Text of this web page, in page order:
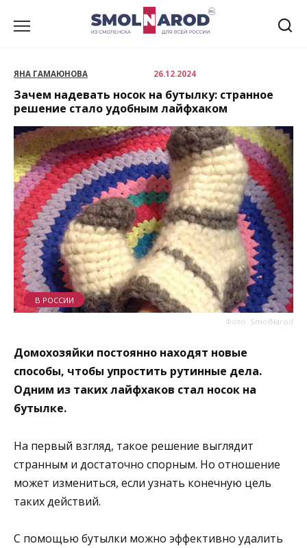
ЯНА ГАМАЮНОВА 26.12.2024
Зачем надевать носок на бутылку: странное
решение стало удобным лайфхаком
Фото: SmolNarod
В РОССИИ
Домохозяйки постоянно находят новые
способы, чтобы упростить рутинные дела.
Одним из таких лайфхаков стал носок на
бутылке.
На первый взгляд, такое решение выглядит
странным и достаточно спорным. Но отношение
может измениться, если узнать конечную цель
таких действий.
С помощью бутылки можно эффективно удалить